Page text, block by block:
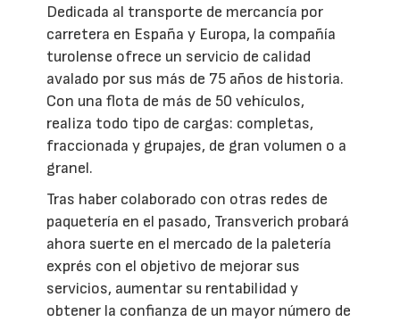
Dedicada al transporte de mercancía por
carretera en España y Europa, la compañía
turolense ofrece un servicio de calidad
avalado por sus más de 75 años de historia.
Con una flota de más de 50 vehículos,
realiza todo tipo de cargas: completas,
fraccionada y grupajes, de gran volumen o a
granel.
Tras haber colaborado con otras redes de
paquetería en el pasado, Transverich probará
ahora suerte en el mercado de la paletería
exprés con el objetivo de mejorar sus
servicios, aumentar su rentabilidad y
obtener la confianza de un mayor número de